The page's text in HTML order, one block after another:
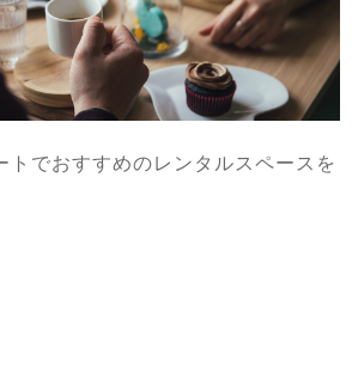
トでおすすめのレンタルスペースを